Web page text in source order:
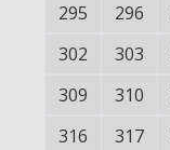
295
296
302
303
309
310
316
317